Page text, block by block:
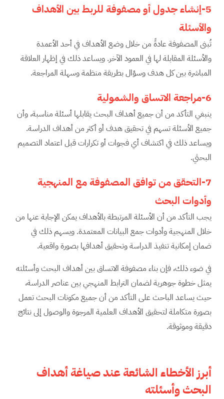
5-إنشاء جدول أو مصفوفة للربط بين الأهداف
والأسئلة
تُبنى المصفوفة عادةً من خلال وضع الأهداف في أحد الأعمدة
والأسئلة المقابلة لها في العمود الآخر. ويساعد ذلك في إظهار العلاقة
المباشرة بين كل هدف وسؤال بطريقة منظمة وسهلة المراجعة.
6-مراجعة الاتساق والشمولية
ينبغي التأكد من أن جميع أهداف البحث يقابلها أسئلة مناسبة، وأن
جميع الأسئلة تسهم في تحقيق هدف أو أكثر من أهداف الدراسة.
ويساعد ذلك في اكتشاف أي فجوات أو تكرارات قبل اعتماد التصميم
البحثي.
7-التحقق من توافق المصفوفة مع المنهجية
وأدوات البحث
يجب التأكد من أن الأسئلة المرتبطة بالأهداف يمكن الإجابة عنها من
خلال المنهجية وأدوات جمع البيانات المعتمدة. ويسهم ذلك في
ضمان إمكانية تنفيذ الدراسة وتحقيق أهدافها بصورة واقعية.
في ضوء ذلك، فإن بناء مصفوفة الاتساق بين أهداف البحث وأسئلته
يمثل خطوة جوهرية لضمان الترابط المنهجي بين عناصر الدراسة،
حيث يساعد الباحث على التأكد من أن جميع مكونات البحث تعمل
بصورة متكاملة لتحقيق الأهداف العلمية المرجوة والوصول إلى نتائج
دقيقة وموثوقة.
أبرز الأخطاء الشائعة عند صياغة أهداف
البحث وأسئلته